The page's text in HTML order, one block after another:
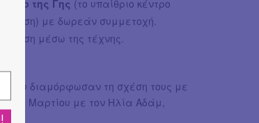
της Γης (το υπαίθριο κέντρο
Τρίτση) με δωρεάν συμμετοχή.
φύση μέσω της τέχνης.
που διαμόρφωσαν τη σχέση τους με
15 Μαρτίου με τον Ηλία Αδάμ,